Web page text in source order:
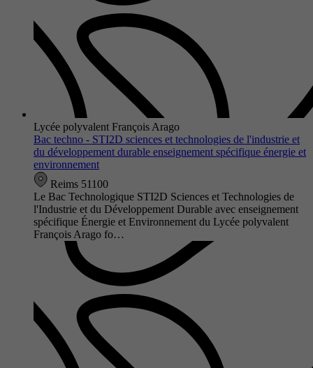
Lycée polyvalent François Arago
Bac techno - STI2D sciences et technologies de l'industrie et
du développement durable enseignement spécifique énergie et
environnement
Reims 51100
Le Bac Technologique STI2D Sciences et Technologies de
l'Industrie et du Développement Durable avec enseignement
spécifique Énergie et Environnement du Lycée polyvalent
François Arago fo…